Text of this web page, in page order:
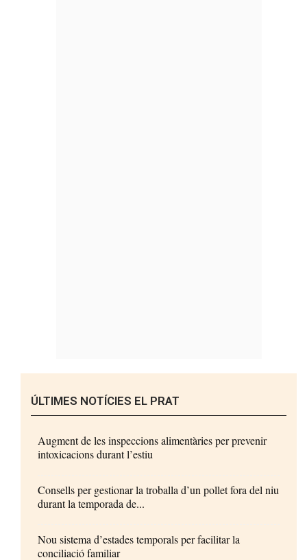
ÚLTIMES NOTÍCIES EL PRAT
Augment de les inspeccions alimentàries per prevenir
intoxicacions durant l’estiu
Consells per gestionar la troballa d’un pollet fora del niu
durant la temporada de...
Nou sistema d’estades temporals per facilitar la
conciliació familiar